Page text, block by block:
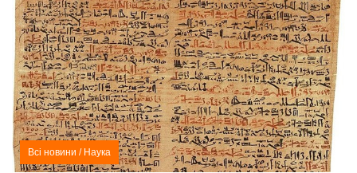
Всі новини / Наука